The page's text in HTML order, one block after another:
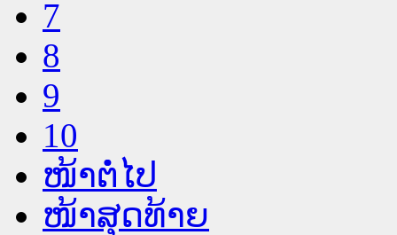
7
8
9
10
ໜ້າຕໍ່ໄປ
ໜ້າສຸດທ້າຍ